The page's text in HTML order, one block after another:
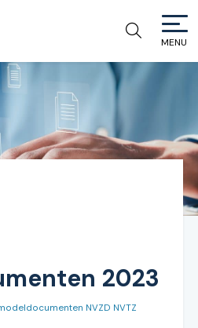
MENU
2023
NVZD NVTZ